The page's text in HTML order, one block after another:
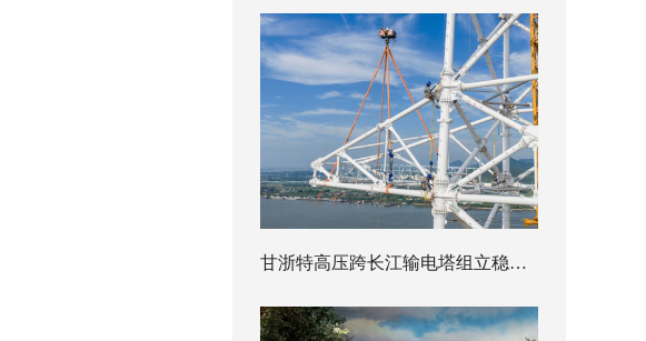
甘浙特高压跨长江输电塔组立稳步推进